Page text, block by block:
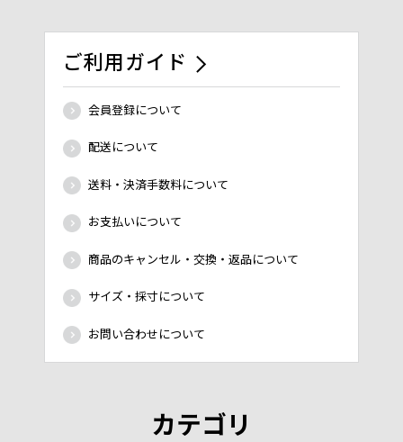
ご利用ガイド
会員登録について
配送について
送料・決済手数料について
お支払いについて
商品のキャンセル・交換・返品について
サイズ・採寸について
お問い合わせについて
カテゴリ